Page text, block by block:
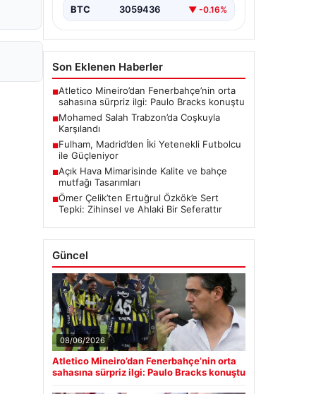
BTC 3059436 ▼ -0.16%
Son Eklenen Haberler
■Atletico Mineiro’dan Fenerbahçe’nin orta
sahasına sürpriz ilgi: Paulo Bracks konuştu
■Mohamed Salah Trabzon’da Coşkuyla
Karşılandı
■Fulham, Madrid’den İki Yetenekli Futbolcu
ile Güçleniyor
■Açık Hava Mimarisinde Kalite ve bahçe
mutfağı Tasarımları
■Ömer Çelik’ten Ertuğrul Özkök’e Sert
Tepki: Zihinsel ve Ahlaki Bir Seferattır
Güncel
08/06/2026
Atletico Mineiro’dan Fenerbahçe’nin orta
sahasına sürpriz ilgi: Paulo Bracks konuştu